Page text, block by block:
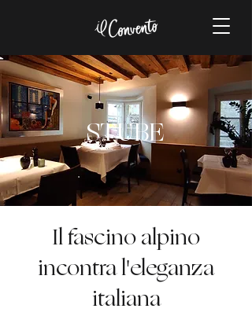
STUBE
Il fascino alpino
incontra l'eleganza
italiana